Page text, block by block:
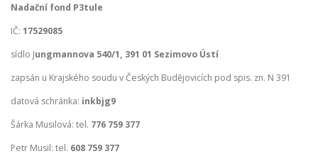
Nadační fond P3tule
IČ: 17529085
sídlo Jungmannova 540/1, 391 01 Sezimovo Ústí
zapsán u Krajského soudu v Českých Budějovicích pod spis. zn. N 391
datová schránka: inkbjg9
Šárka Musilová: tel. 776 759 377
Petr Musil: tel. 608 759 377